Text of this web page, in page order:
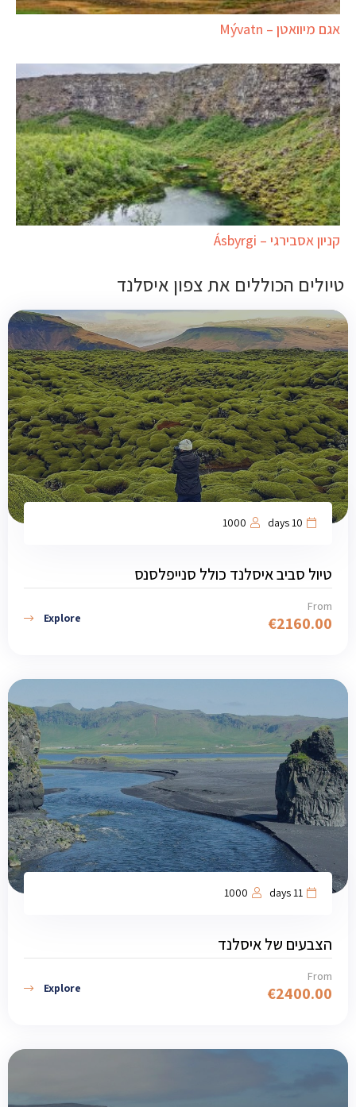
אגם מיוואטן – Mývatn
קניון אסבירגי – Ásbyrgi
טיולים הכוללים את צפון איסלנד
10 days
1000
טיול סביב איסלנד כולל סנייפלסנס
From
€2160.00
Explore
11 days
1000
הצבעים של איסלנד
From
€2400.00
Explore